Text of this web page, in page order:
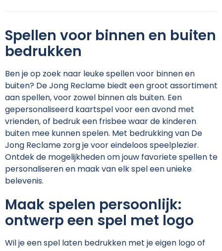
Spellen voor binnen en buiten
bedrukken
Ben je op zoek naar leuke spellen voor binnen en
buiten? De Jong Reclame biedt een groot assortiment
aan spellen, voor zowel binnen als buiten. Een
gepersonaliseerd kaartspel voor een avond met
vrienden, of bedruk een frisbee waar de kinderen
buiten mee kunnen spelen. Met bedrukking van De
Jong Reclame zorg je voor eindeloos speelplezier.
Ontdek de mogelijkheden om jouw favoriete spellen te
personaliseren en maak van elk spel een unieke
belevenis.
Maak spelen persoonlijk:
ontwerp een spel met logo
Wil je een spel laten bedrukken met je eigen logo of